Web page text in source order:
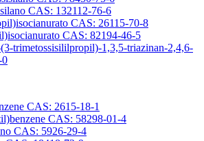
CAS: 132112-76-6
CAS: 26115-70-8
CAS: 82194-46-5
trimetossisililpropil)-1,3,5-triazinan-2,4,6-
0
CAS: 2615-18-1
CAS: 58298-01-4
CAS: 5926-29-4